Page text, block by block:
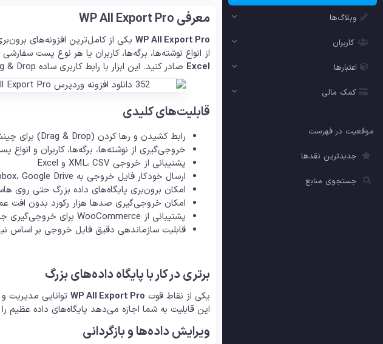
وبلاگ‌ها
کاربران
اعتبارها
کمک مالی
موقعیت در فهرست
جدیدترین نقدها
جستجوی منابع
معرفی WP All Export Pro
WP All Export Pro یکی از کامل‌ترین افزونه‌های
از انواع نوشته‌ها، برگه‌ها، کاربران یا هر نوع پست
Excel صادر کنید. این ابزار با رابط کاربری ساده Drag & Drop، حتی برای افراد مبتدی نیز کار با آن بسیار آسان است.
قابلیت‌های کلیدی
رابط کشیدن و رها کردن (Drag & Drop) برای چینش دلخواه داده‌ها در فایل خروجی
خروجی‌گیری از نوشته‌ها، برگه‌ها، کاربران و
پشتیبانی از خروجی XML، CSV و Excel
ارسال خودکار فایل خروجی به Dropbox، Google Drive یا بیش از 500 سرویس دیگر از طریق Zapier
امکان برون‌بری پایگاه‌های داده بزرگ حتی روی
امکان خروجی‌گیری صدها هزار رکورد بدون افت
پشتیبانی از WooCommerce برای خروجی‌گیری جزئیات محصولات و سفارشات
قابلیت سازماندهی دقیق فایل خروجی بر اساس
برتری در کار با پایگاه داده‌های بزرگ
یکی از نقاط قوت WP All Export Pro توانایی مدیریت
این قابلیت به شما اجازه می‌دهد پایگاه‌های داده
ویرایش داده‌ها و بازگردانی